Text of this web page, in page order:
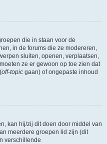
die in staan voor de
in de forums die ze modereren,
sluiten, openen, verplaatsen,
ze er gewoon op toe zien dat
off-topic gaan) of ongepaste inhoud
kan hij/zij dit doen door middel van
meerdere groepen lid zijn (dit
verschillende